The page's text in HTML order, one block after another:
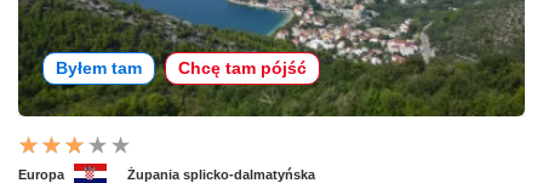
Byłem tam Chcę tam pójść
Europa Żupania splicko-dalmatyńska